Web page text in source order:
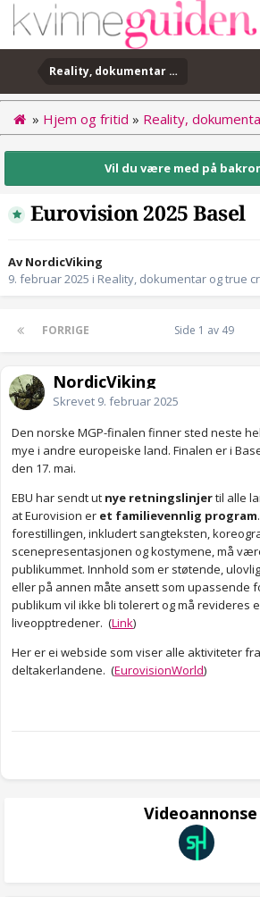
Reality, dokumentar og true crime
» Hjem og fritid » Reality,
Vil du være med på
Eurovision 2025 Basel
Av NordicViking
9. februar 2025 i Reality, dokumentar og true
FORRIGE Side 1 av 49
NordicViking
Skrevet 9. februar 2025
Den norske MGP-finalen finner sted neste
mye i andre europeiske land. Finalen er i
den 17. mai.
EBU har sendt ut nye retningslinjertil alle
at Eurovision er et familievennlig program
forestillingen, inkludert sangteksten,
scenepresentasjonen og kostymene, må
publikummet. Innhold som er støtende,
eller på annen måte ansett som upassende
publikum vil ikke bli tolerert og må revideres
liveopptredener. (Link)
Her er ei webside som viser alle aktiviteter
deltakerlandene. (EurovisionWorld)
Videoannonse